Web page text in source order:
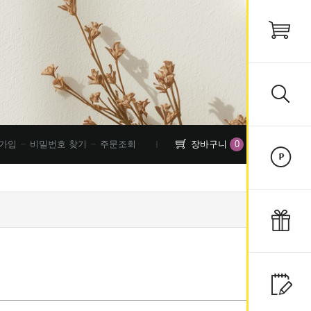
장바구니 0
주문조회
비밀번호 찾기
입